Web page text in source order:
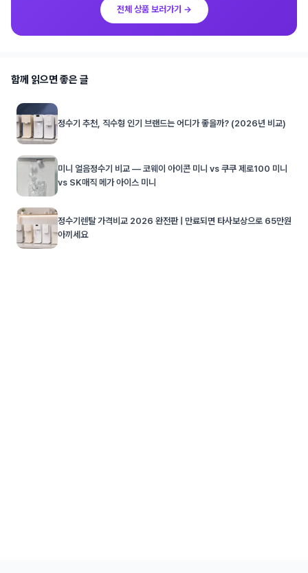
전체 상품 보러가기 →
함께 읽으면 좋은 글
정수기 추천, 직수형 인기 브랜드는 어디가 좋을까? (2026년 비교)
미니 얼음정수기 비교 — 코웨이 아이콘 미니 vs 쿠쿠 제로100 미니
vs SK매직 메가 아이스 미니
정수기렌탈 가격비교 2026 완전판 | 만료되면 타사보상으로 65만원
아끼세요